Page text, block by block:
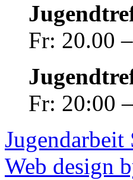
Fr: 20.00
Fr: 20:00
Web design